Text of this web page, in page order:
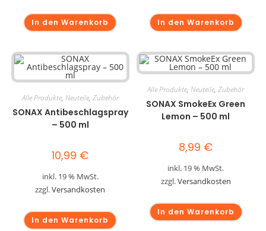
In den Warenkorb In den Warenkorb
Alle Produkte, Neuteile, Zubehör
SONAX Antibeschlagspray
– 500 ml
10,99 €
inkl. 19 % MwSt.
zzgl.Versandkosten
In den Warenkorb
Alle Produkte,Neuteile,Zubehör
SONAX SmokeEx Green
Lemon – 500 ml
8,99 €
inkl. 19 % MwSt.
zzgl.Versandkosten
In den Warenkorb